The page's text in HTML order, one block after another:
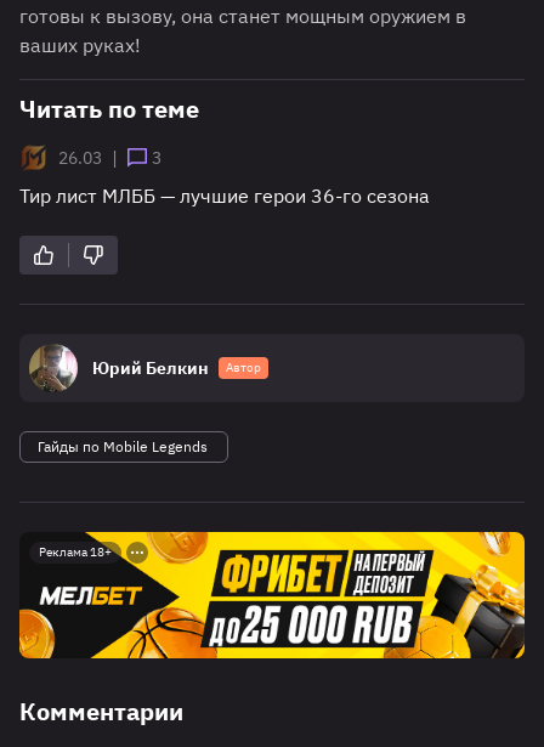
готовы к вызову, она станет мощным оружием в
ваших руках!
Читать по теме
26.03 | 3
Тир лист МЛББ — лучшие герои 36-го сезона
Юрий Белкин Автор
Гайды по Mobile Legends
Реклама 18+
Комментарии